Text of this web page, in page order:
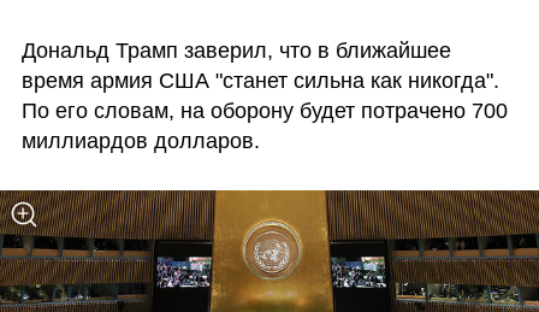
Дональд Трамп заверил, что в ближайшее
время армия США "станет сильна как никогда".
По его словам, на оборону будет потрачено 700
миллиардов долларов.